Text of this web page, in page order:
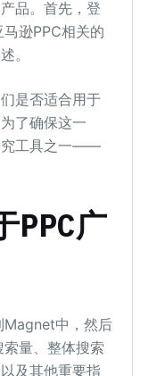
品。首先，登
逊PPC相关的
。
是否适合用于
了确保这一
究工具之一——
PPC广
Magnet中，然后
索量、整体搜索
及其他重要指